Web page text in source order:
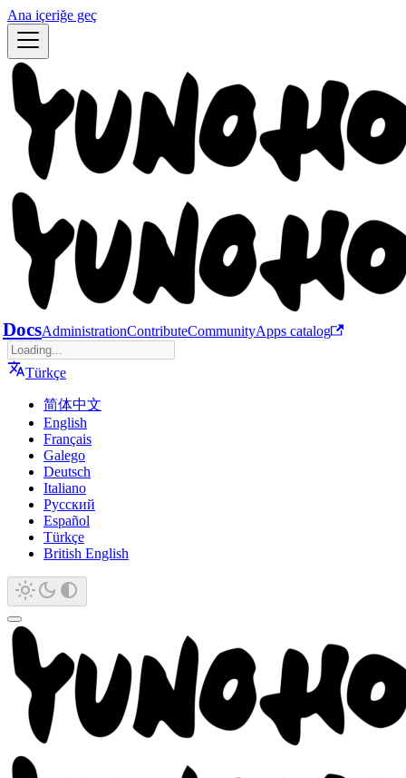
Ana içeriğe geç
DocsAdministrationContributeCommunityApps catalog
Türkçe
简体中文
English
Français
Galego
Deutsch
Italiano
Русский
Español
Türkçe
British English